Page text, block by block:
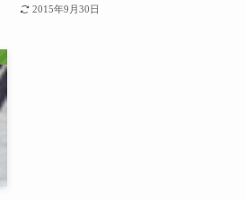
2015年9月30日